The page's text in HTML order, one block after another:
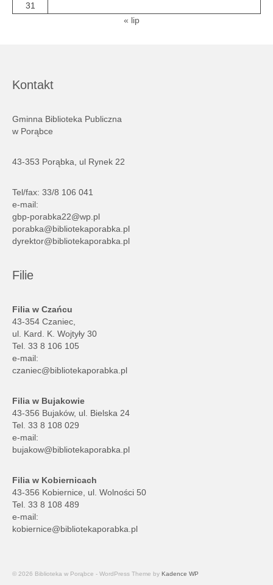
Nota prawna
31
« lip
Kontakt
Gminna Biblioteka Publiczna
w Porąbce
43-353 Porąbka, ul Rynek 22
Tel/fax: 33/8 106 041
e-mail:
gbp-porabka22@wp.pl
porabka@bibliotekaporabka.pl
dyrektor@bibliotekaporabka.pl
Filie
Filia w Czańcu
43-354 Czaniec,
ul. Kard. K. Wojtyły 30
Tel. 33 8 106 105
e-mail:
czaniec@bibliotekaporabka.pl
Filia w Bujakowie
43-356 Bujaków, ul. Bielska 24
Tel. 33 8 108 029
e-mail:
bujakow@bibliotekaporabka.pl
Filia w Kobiernicach
43-356 Kobiernice, ul. Wolności 50
Tel. 33 8 108 489
e-mail:
kobiernice@bibliotekaporabka.pl
© 2026 Biblioteka w Porąbce - WordPress Theme by Kadence WP